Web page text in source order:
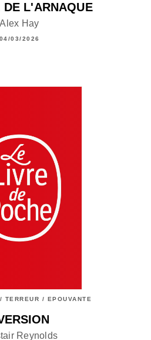
DE L'ARNAQUE
Alex Hay
04/03/2026
TERREUR / EPOUVANTE
Reynolds